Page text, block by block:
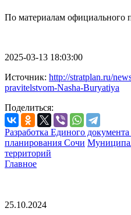
По материалам официального
2025-03-13 18:03:00
Источник: http://stratplan.ru/
pravitelstvom-Nasha-Buryatiya
Поделиться:
Разработка Единого
планирования Сочи
территорий
Главное
25.10.2024